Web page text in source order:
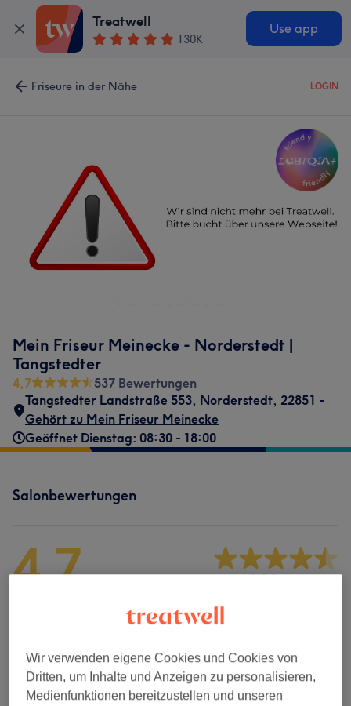
Treatwell
130K
Use app
Friseure in der Nähe LOGIN
Mein Friseur Meinecke - Norderstedt |
Tangstedter
4,7
537 Bewertungen
Tangstedter Landstraße 553, Norderstedt, 22851 -
Gehört zu Mein Friseur Meinecke
Geöffnet Dienstag: 08:30 - 18:00
Salonbewertungen
4,7 537 Bewertungen
Sauberkeit
Service
Wir verwenden eigene Cookies und Cookies von
Dritten, um Inhalte und Anzeigen zu personalisieren,
Medienfunktionen bereitzustellen und unseren